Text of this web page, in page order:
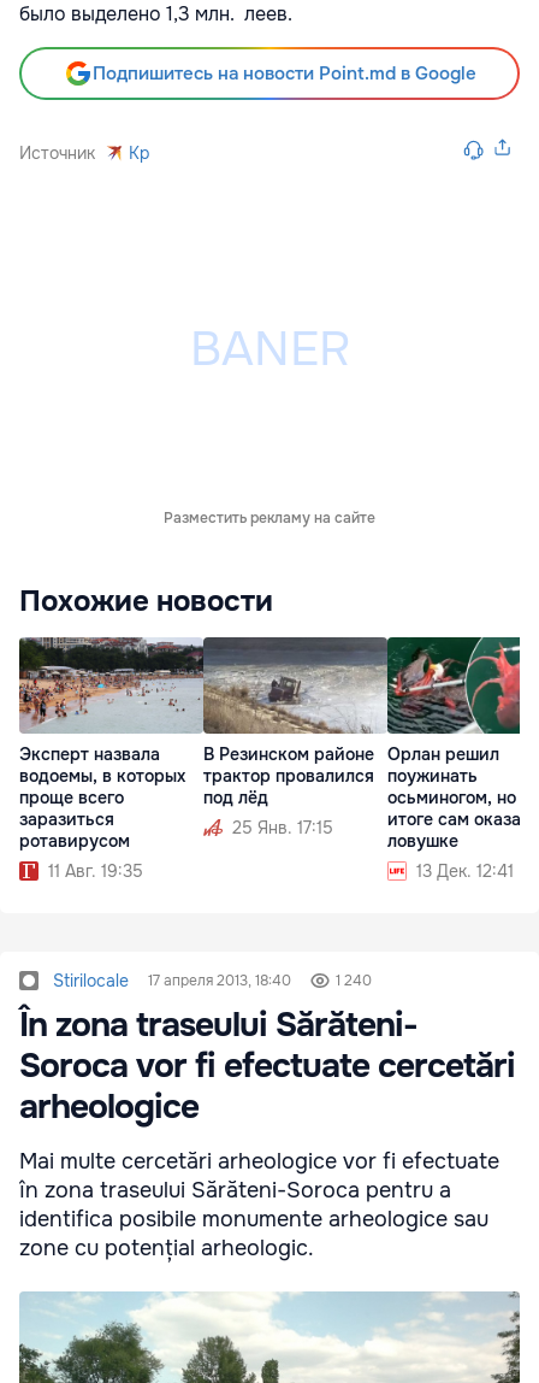
было выделено 1,3 млн. леев.
Подпишитесь на новости Point.md в Google
Источник Kp
Разместить рекламу на сайте
Похожие новости
Эксперт назвала
водоемы, в которых
проще всего
заразиться
ротавирусом
11 Авг. 19:35
В Резинском районе
трактор провалился
под лёд
25 Янв. 17:15
Орлан решил
поужинать
осьминогом, но в
итоге сам
ловушке
13 Дек. 12:41
Stirilocale 17 апреля 2013, 18:40 1 240
În zona traseului Sărăteni-
Soroca vor fi efectuate cercetări
arheologice
Mai multe cercetări arheologice vor fi efectuate
în zona traseului Sărăteni-Soroca pentru a
identifica posibile monumente arheologice sau
zone cu potențial arheologic.